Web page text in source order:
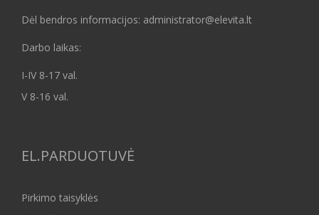
Dėl bendros informacijos: administrator@elevita.lt
Darbo laikas:
I-IV 8-17 val.
V 8-16 val.
EL.PARDUOTUVĖ
Pirkimo taisyklės